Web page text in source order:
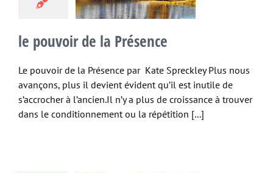
présent
le pouvoir de la Présence
Le pouvoir de la Présence par Kate Spreckley Plus nous
avançons, plus il devient évident qu’il est inutile de
s’accrocher à l’ancien.Il n’y a plus de croissance à trouver
dans le conditionnement ou la répétition [...]